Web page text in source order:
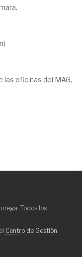
las oficinas del MAG,
Todos los
Centro de Gestión